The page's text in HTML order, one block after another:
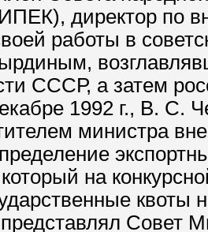
директор по
работы в
СССР, а затем
1992 г., В. С.
министра
на
представлял Совет